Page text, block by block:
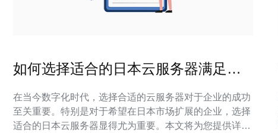
如何选择适合的日本云服务器满足您
在当今数字化时代，选择合适的云服务器对于企业的成功
至关重要。特别是对于希望在日本市场扩展的企业，选择
适合的日本云服务器显得尤为重要。本文将为您提供详细